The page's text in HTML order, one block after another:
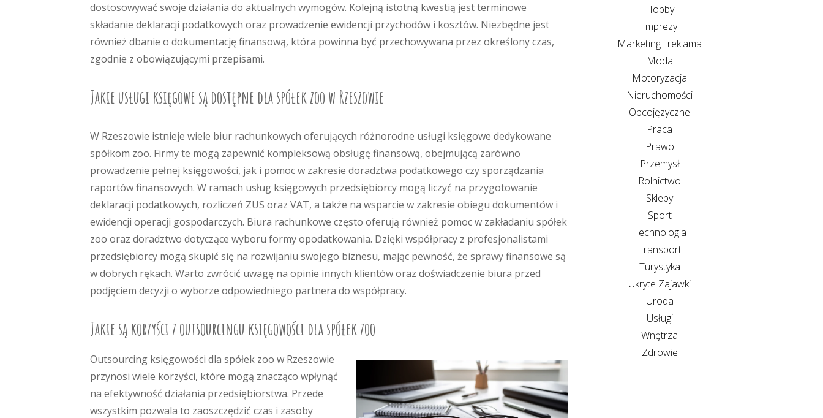
dostosowywać swoje działania do aktualnych wymogów. Kolejną istotną kwestią jest terminowe
składanie deklaracji podatkowych oraz prowadzenie ewidencji przychodów i kosztów. Niezbędne jest
również dbanie o dokumentację finansową, która powinna być przechowywana przez określony czas,
zgodnie z obowiązującymi przepisami.
Jakie usługi księgowe są dostępne dla spółek zoo w Rzeszowie
W Rzeszowie istnieje wiele biur rachunkowych oferujących różnorodne usługi księgowe dedykowane
spółkom zoo. Firmy te mogą zapewnić kompleksową obsługę finansową, obejmującą zarówno
prowadzenie pełnej księgowości, jak i pomoc w zakresie doradztwa podatkowego czy sporządzania
raportów finansowych. W ramach usług księgowych przedsiębiorcy mogą liczyć na przygotowanie
deklaracji podatkowych, rozliczeń ZUS oraz VAT, a także na wsparcie w zakresie obiegu dokumentów i
ewidencji operacji gospodarczych. Biura rachunkowe często oferują również pomoc w zakładaniu spółek
zoo oraz doradztwo dotyczące wyboru formy opodatkowania. Dzięki współpracy z profesjonalistami
przedsiębiorcy mogą skupić się na rozwijaniu swojego biznesu, mając pewność, że sprawy finansowe są
w dobrych rękach. Warto zwrócić uwagę na opinie innych klientów oraz doświadczenie biura przed
podjęciem decyzji o wyborze odpowiedniego partnera do współpracy.
Jakie są korzyści z outsourcingu księgowości dla spółek zoo
Outsourcing księgowości dla spółek zoo w Rzeszowie
przynosi wiele korzyści, które mogą znacząco wpłynąć
na efektywność działania przedsiębiorstwa. Przede
wszystkim pozwala to zaoszczędzić czas i zasoby
Hobby
Imprezy
Marketing i reklama
Moda
Motoryzacja
Nieruchomości
Obcojęzyczne
Praca
Prawo
Przemysł
Rolnictwo
Sklepy
Sport
Technologia
Transport
Turystyka
Ukryte Zajawki
Uroda
Usługi
Wnętrza
Zdrowie